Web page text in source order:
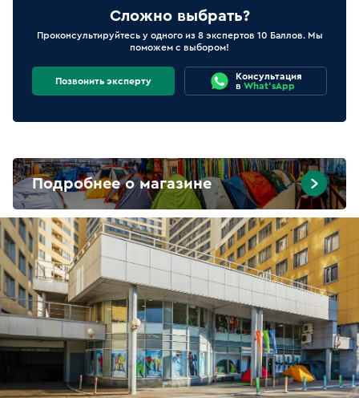
Сложно выбрать?
Проконсультируйтесь у одного из 8 экспертов 10 Баллов. Мы
поможем с выбором!
Позвонить эксперту
Консультация
в What'sApp
Подробнее о магазине